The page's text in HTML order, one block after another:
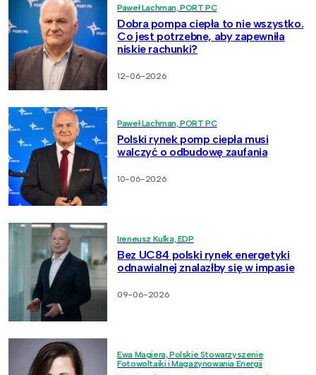
Paweł Lachman, PORT PC
Dobra pompa ciepła to nie wszystko.
Co jest potrzebne, aby zapewniła
niskie rachunki?
12-06-2026
Paweł Lachman, PORT PC
Polski rynek pomp ciepła musi
walczyć o odbudowę zaufania
10-06-2026
Ireneusz Kulka, EDP
Bez UC84 polski rynek energetyki
odnawialnej znalazłby się w impasie
09-06-2026
Ewa Magiera, Polskie Stowarzyszenie
Fotowoltaiki i Magazynowania Energii